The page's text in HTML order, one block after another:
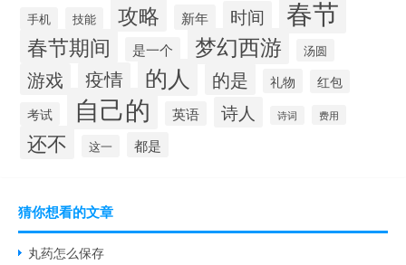
手机 技能 攻略 新年 时间 春节
春节期间 是一个 梦幻西游 汤圆
游戏 疫情 的人 的是 礼物
红包
考试
自己的 英语 诗人 诗词 费用
还不 这一 都是
猜你想看的文章
丸药怎么保存